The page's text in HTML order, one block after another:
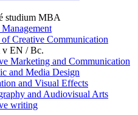
studium MBA
Creative Communication
v EN / Bc.
Marketing and Communication
and Media Design
and Visual Effects
and Audiovisual Arts
writing